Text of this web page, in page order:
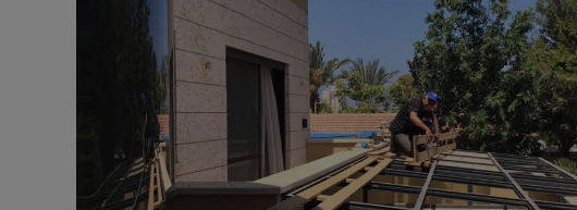
{“@context”:”https://schema.org”,”@type”:”LocalBusiness”,”@id”:”https://alumit.co.il/#business”,”name”:”אלומית”,”telephone”:”050-
{“@type”:”AggregateRating”,”ratingValue”:”4.9″,”reviewCount”:”47″,”bestRating”:”5″,”worstRating”:”1″},”review”: